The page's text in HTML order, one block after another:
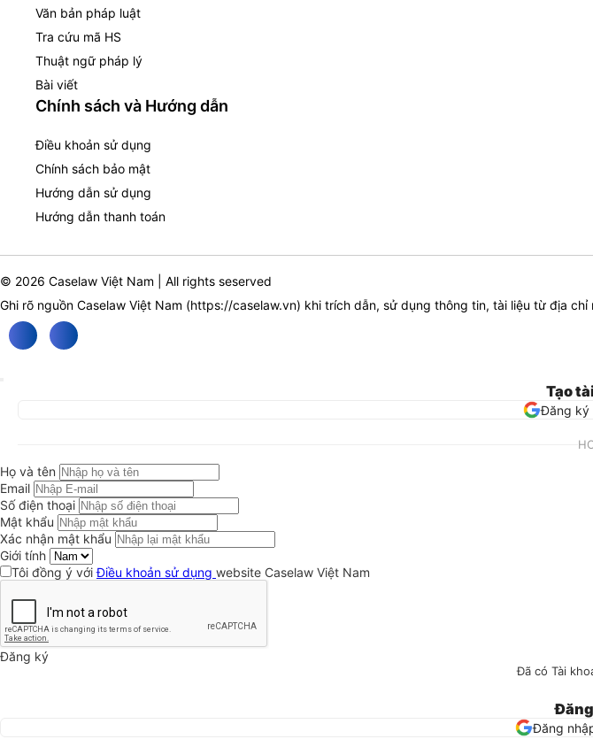
Văn bản pháp luật
Tra cứu mã HS
Thuật ngữ pháp lý
Bài viết
Chính sách và Hướng dẫn
Điều khoản sử dụng
Chính sách bảo mật
Hướng dẫn sử dụng
Hướng dẫn thanh toán
© 2026 Caselaw Việt Nam | All rights seserved
Ghi rõ nguồn Caselaw Việt Nam (https://caselaw.vn) khi trích dẫn, sử dụng thông tin, tài liệu từ địa chỉ
Tạo
Đăng ký
Họ và tên
Email
Số điện thoại
Mật khẩu
Xác nhận mật khẩu
Giới tính
Tôi đồng ý vớiĐiều khoản sử dụng website Caselaw Việt Nam
Đăng ký
Đã có Tài
Đăng